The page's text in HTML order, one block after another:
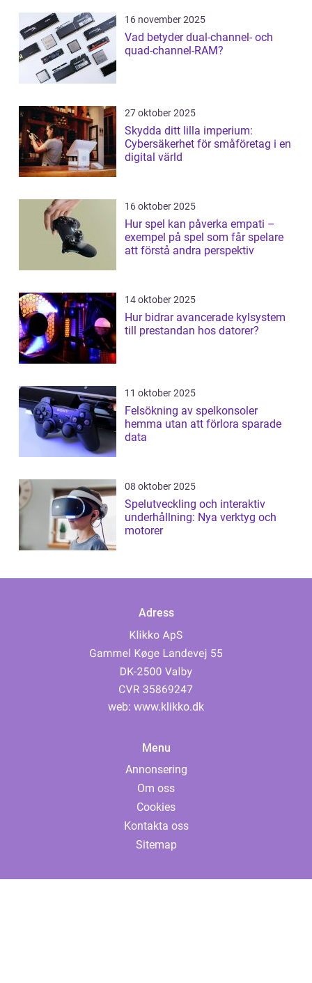
16 november 2025
Vad betyder dual-channel- och
quad-channel-RAM?
27 oktober 2025
Skydda ditt lilla imperium:
Cybersäkerhet för småföretag i en
digital värld
16 oktober 2025
Hur spel kan påverka empati –
exempel på spel som får spelare
att förstå andra perspektiv
14 oktober 2025
Hur bidrar avancerade kylsystem
till prestandan hos datorer?
11 oktober 2025
Felsökning av spelkonsoler
hemma utan att förlora sparade
data
08 oktober 2025
Spelutveckling och interaktiv
underhållning: Nya verktyg och
motorer
Adress
web: www.klikko.dk
Menu
Annonsering
Om oss
Cookies
Kontakta oss
Sitemap